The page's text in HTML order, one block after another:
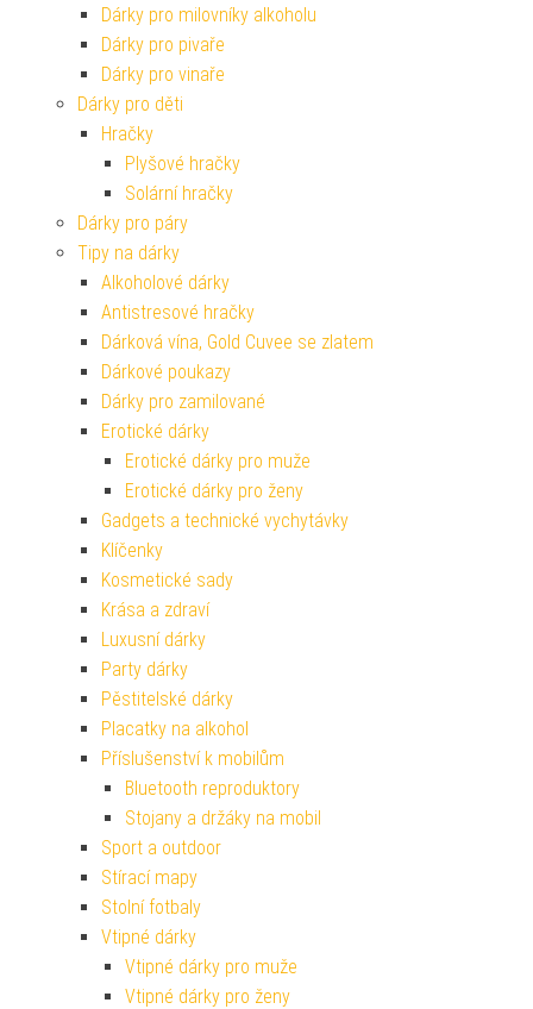
Dárky pro milovníky alkoholu
Dárky pro pivaře
Dárky pro vinaře
Dárky pro děti
Hračky
Plyšové hračky
Solární hračky
Dárky pro páry
Tipy na dárky
Alkoholové dárky
Antistresové hračky
Dárková vína, Gold Cuvee se zlatem
Dárkové poukazy
Dárky pro zamilované
Erotické dárky
Erotické dárky pro muže
Erotické dárky pro ženy
Gadgets a technické vychytávky
Klíčenky
Kosmetické sady
Krása a zdraví
Luxusní dárky
Party dárky
Pěstitelské dárky
Placatky na alkohol
Příslušenství k mobilům
Bluetooth reproduktory
Stojany a držáky na mobil
Sport a outdoor
Stírací mapy
Stolní fotbaly
Vtipné dárky
Vtipné dárky pro muže
Vtipné dárky pro ženy